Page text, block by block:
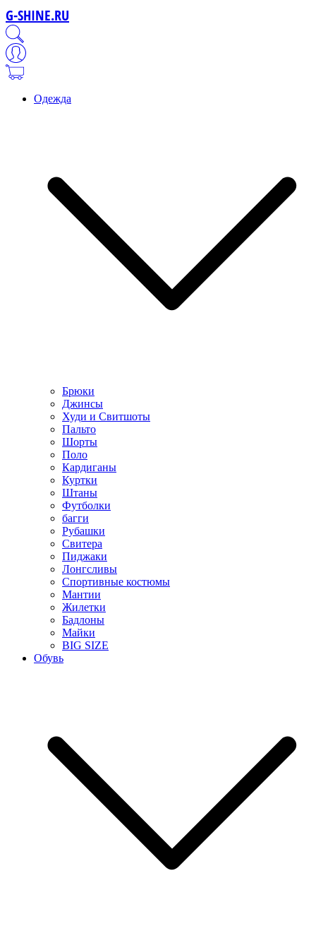
G-SHINE.RU
Одежда
Брюки
Джинсы
Худи и Свитшоты
Пальто
Шорты
Поло
Кардиганы
Куртки
Штаны
Футболки
багги
Рубашки
Свитера
Пиджаки
Лонгсливы
Спортивные костюмы
Мантии
Жилетки
Бадлоны
Майки
BIG SIZE
Обувь